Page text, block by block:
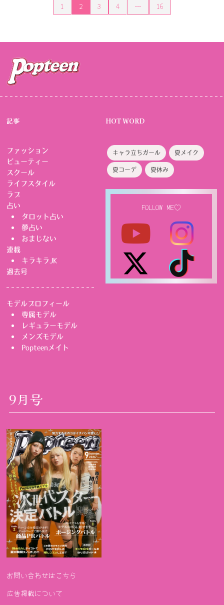
投稿のページ送り
1 2 3 4 … 16
記事
ファッション
ビューティー
スクール
ライフスタイル
ラブ
占い
タロット占い
夢占い
おまじない
連載
キラキラJK
過去号
モデルプロフィール
専属モデル
レギュラーモデル
メンズモデル
Popteenメイト
HOT WORD
キャラ立ちガール 夏メイク
夏コーデ 夏休み
FOLLOW ME♡
9月号
お問い合わせはこちら
広告掲載について